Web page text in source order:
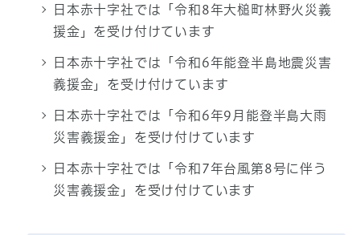
日本赤十字社では「令和8年大槌町林野火災義
援金」を受け付けています
日本赤十字社では「令和6年能登半島地震災害
義援金」を受け付けています
日本赤十字社では「令和6年9月能登半島大雨
災害義援金」を受け付けています
日本赤十字社では「令和7年台風第8号に伴う
災害義援金」を受け付けています